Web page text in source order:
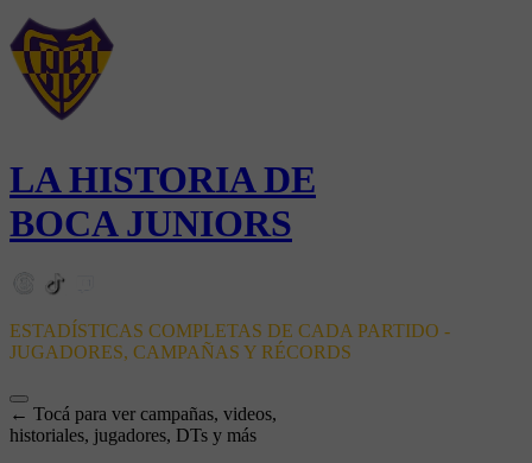
LA HISTORIA DE
BOCA JUNIORS
ESTADÍSTICAS COMPLETAS DE CADA PARTIDO -
JUGADORES, CAMPAÑAS Y RÉCORDS
← Tocá para ver campañas, videos,
historiales, jugadores, DTs y más